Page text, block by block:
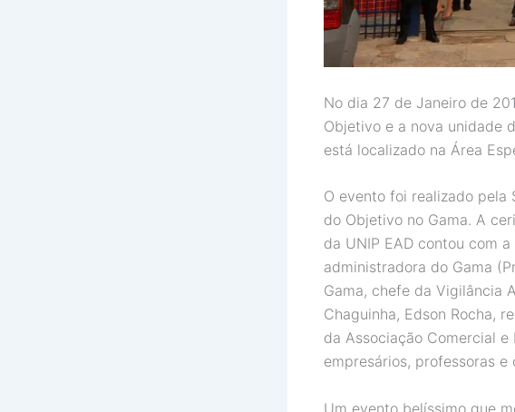
No dia 27 de Janeiro de
Objetivo e a nova unidade
está localizado na Área
O evento foi realizado pela
do Objetivo no Gama. A
da UNIP EAD contou com
administradora do Gama
Gama, chefe da Vigilância
Chaguinha, Edson Rocha,
da Associação Comercial
empresários, professoras e
Um evento belíssimo que